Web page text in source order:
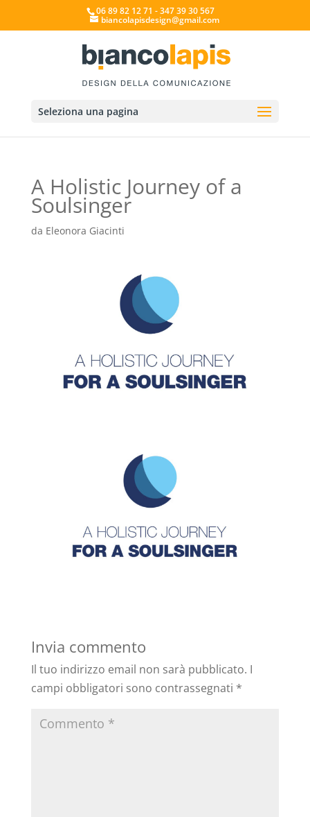
06 89 82 12 71 - 347 39 30 567
biancolapisdesign@gmail.com
Seleziona una pagina
A Holistic Journey of a
Soulsinger
da Eleonora Giacinti
Invia commento
Il tuo indirizzo email non sarà pubblicato. I
campi obbligatori sono contrassegnati *